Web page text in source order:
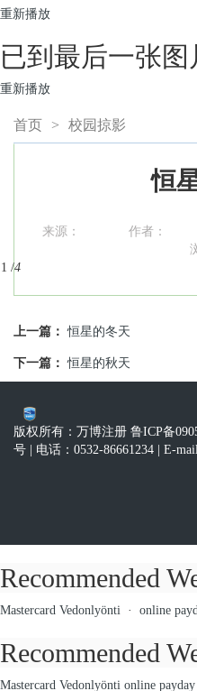
重新播放
已到最后一张图
重新播放
首页 > 校园掠影
恒
来源： 作者：
1 /4
上一篇： 恒星的冬天
下一篇： 恒星的秋天
版权所有：万博注册 鲁ICP备
号 | 电话：0532-86661234 | E-
Recommended
Mastercard Vedonlyönti · online
Recommended
Mastercard Vedonlyönti online